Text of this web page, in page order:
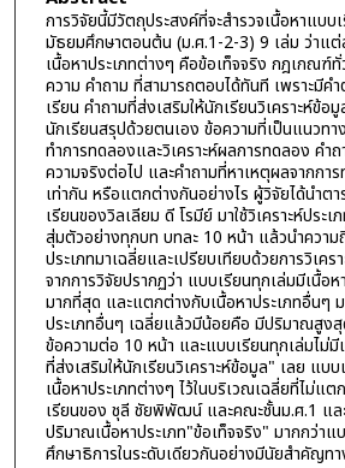
การวิจัยนี้มีวัตถุประสงค์ที่จะสำรวจเนื้อหาแบบ
มัธยมศึกษาตอนต้น (ม.ศ.1-2-3) 9 เล่ม ว่าแต่
เนื้อหาประเภทต่างๆ คือข้อเท็จจริง กฎเกณฑ์ทั่
ความ คำถาม ที่สามารถตอบได้ทันที เพราะมีค
เรียน คำถามที่ส่งเสริมให้นักเรียนวิเคราะห์ข้อ
นักเรียนสรุปด้วยตนเอง ข้อความที่เป็นแนวทา
ทำการทดลองและวิเคราะห์ผลการทดลอง คำถ
ความจริงต่อไป และคำถามที่หาเหตุผลจากกา
เท่ากัน หรือแตกต่างกันอย่างไร ผู้วิจัยได้นำตา
เรียนของวิลเลียม ดี โรมีย์ มาใช้วิเคราะห์ประเ
สุ่มตัวอย่างทุกบท บทละ 10 หน้า แล้วนำความ
ประเภทมาเฉลี่ยและเปรียบเทียบด้วยการวิเค
จากการวิจัยปรากฏว่า แบบเรียนทุกเล่มมีเนื้อห
มากที่สุด และแตกต่างกับเนื้อหาประเภทอื่นๆ
ประเภทอื่นๆ เฉลี่ยแล้วมีน้อยคือ มีปริมาณสูงสุ
ข้อความต่อ 10 หน้า และแบบเรียนทุกเล่มไม่มี
ที่ส่งเสริมให้นักเรียนวิเคราะห์ข้อมูล" เลย แบ
เนื้อหาประเภทต่างๆ ไว้ในบริเวณเฉลี่ยที่ไม่แ
เรียนของ ชุลี ชัยพิพัฒน์ และคณะชั้นม.ศ.1 แล
ปริมาณเนื้อหาประเภท"ข้อเท็จจริง" มากกว่าแ
ศึกษาธิการในระดับเดียวกันอย่างมีนัยสำคัญท